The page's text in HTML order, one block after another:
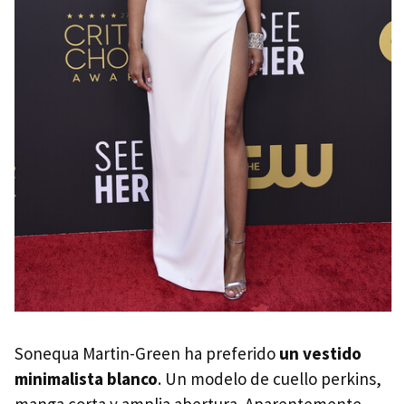
Sonequa Martin-Green ha preferido un vestido
minimalista blanco. Un modelo de cuello perkins,